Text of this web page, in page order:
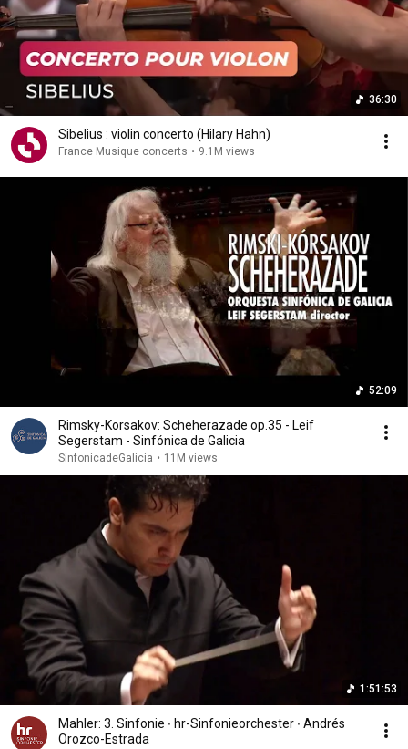
36:30
Sibelius : violin concerto (Hilary Hahn)
France Musique concerts • 9.1M views
52:09
Rimsky-Korsakov: Scheherazade op.35 - Leif
Segerstam - Sinfónica de Galicia
SinfonicadeGalicia • 11M views
1:51:53
Mahler: 3. Sinfonie ∙ hr-Sinfonieorchester ∙ Andrés
Orozco-Estrada